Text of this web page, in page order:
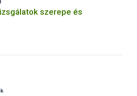
szerepe és